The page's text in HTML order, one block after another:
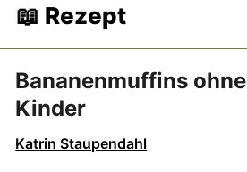
📖 Rezept
Bananenmuffins
Kinder
Katrin Staupendahl